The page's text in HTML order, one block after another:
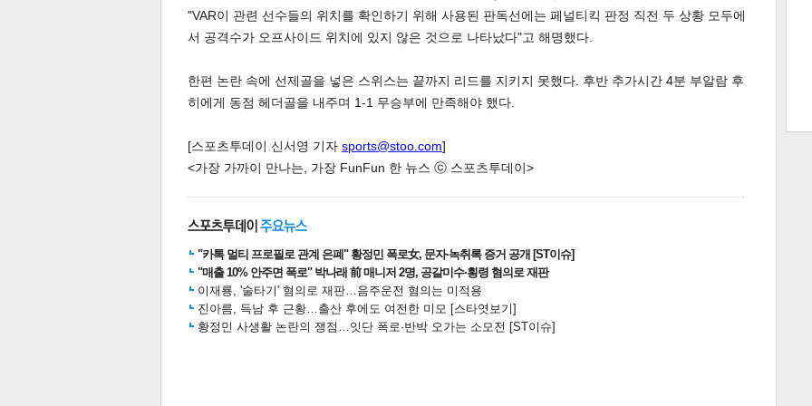
스북 터 공 공유 버블
달기 트 크 트 축 사 하기 보기
"VAR이 관련 선수들의 위치를 확인하기 위해 사용된 판독선에는 페널티킥 판정 직전 두 상황 모두에
서 공격수가 오프사이드 위치에 있지 않은 것으로 나타났다"고 해명했다.
한편 논란 속에 선제골을 넣은 스위스는 끝까지 리드를 지키지 못했다. 후반 추가시간 4분 부알람 후
히에게 동점 헤더골을 내주며 1-1 무승부에 만족해야 했다.
[스포츠투데이 신서영 기자 sports@stoo.com]
<가장 가까이 만나는, 가장 FunFun 한 뉴스 ⓒ 스포츠투데이>
"카톡 멀티 프로필로 관계 은폐" 황정민 폭로女, 문자·녹취록 증거 공개 [ST이슈]
"매출 10% 안주면 폭로" 박나래 前 매니저 2명, 공갈미수·횡령 혐의로 재판
이재룡, '술타기' 혐의로 재판…음주운전 혐의는 미적용
진아름, 득남 후 근황…출산 후에도 여전한 미모 [스타엿보기]
황정민 사생활 논란의 쟁점…잇단 폭로·반박 오가는 소모전 [ST이슈]